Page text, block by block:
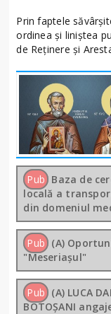
Prin faptele
ordinea și liniștea
de Reținere și
Pub Baza de
locală a
din domeniul
Pub (A)
"Meseriașul"
Pub (A) LUCA
BOTOȘANI